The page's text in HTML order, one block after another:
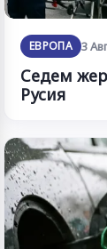
ЕВРОПА 3
Седем
Русия